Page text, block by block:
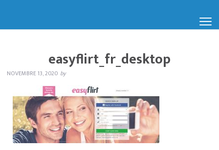
easyflirt_fr_desktop
NOVEMBRE 13, 2020 by